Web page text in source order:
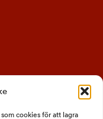
cookies för att lagra